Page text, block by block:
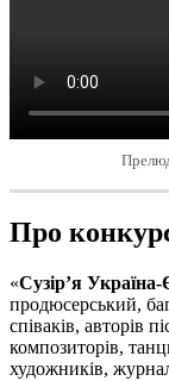
Про
«Сузір’я
продюсерський,
співаків, авторів
композиторів,
художників,